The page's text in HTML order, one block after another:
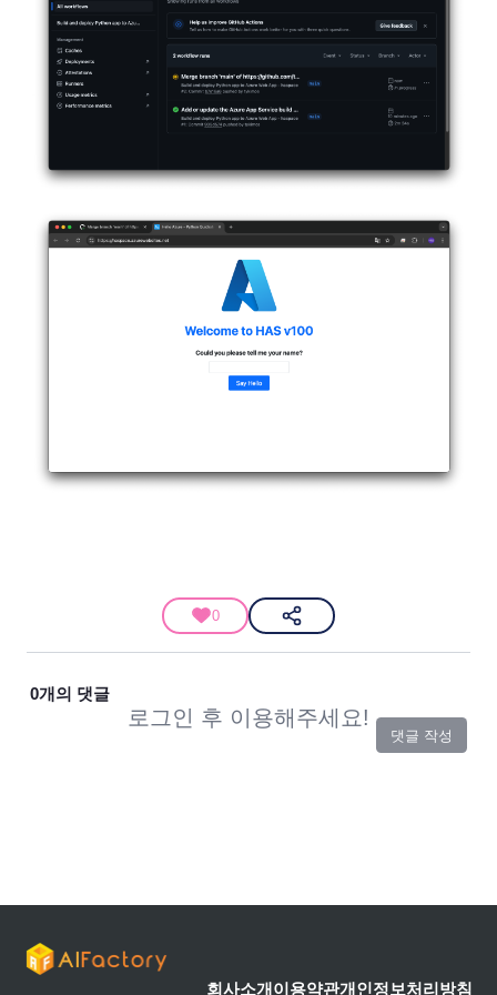
0
0개의 댓글
로그인 후 이용해주세요!
댓글 작성
회사소개 이용약관개인정보처리방침